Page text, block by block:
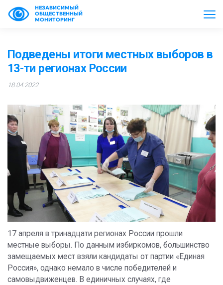
НЕЗАВИСИМЫЙ
ОБЩЕСТВЕННЫЙ
МОНИТОРИНГ
Подведены итоги местных выборов в
13-ти регионах России
18.04.2022
17 апреля в тринадцати регионах России прошли
местные выборы. По данным избиркомов, большинство
замещаемых мест взяли кандидаты от партии «Единая
Россия», однако немало в числе победителей и
самовыдвиженцев. В единичных случаях, где